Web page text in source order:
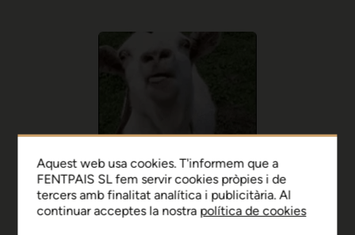
Aquest web usa cookies. T'informem que a
FENTPAIS SL fem servir cookies pròpies i de
tercers amb finalitat analítica i publicitària. Al
continuar acceptes la nostra política de cookies